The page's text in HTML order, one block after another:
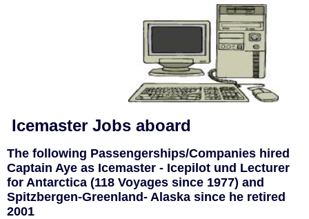
Icemaster Jobs aboard
The following Passengerships/Companies hired
Captain Aye as Icemaster - Icepilot und Lecturer
for Antarctica (118 Voyages since 1977) and
Spitzbergen-Greenland- Alaska since he retired
2001